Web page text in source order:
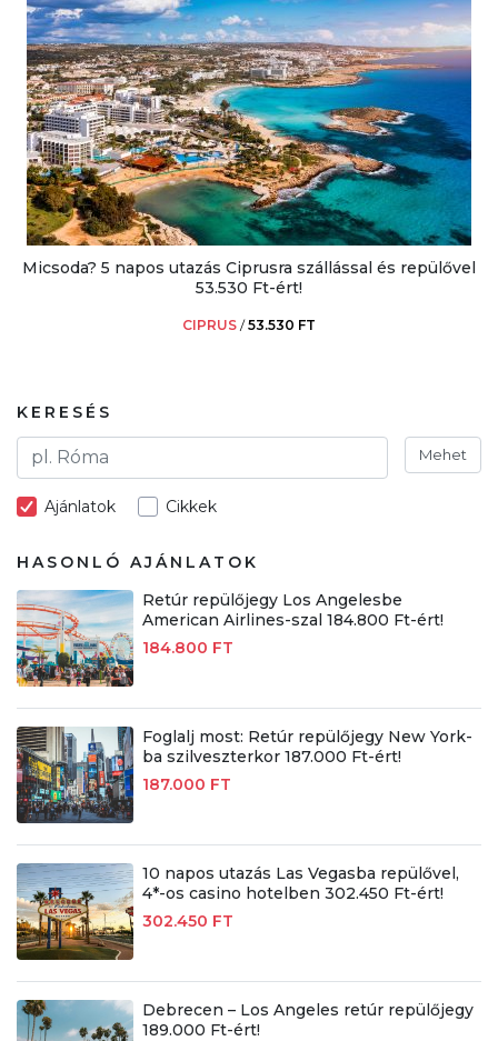
Micsoda? 5 napos utazás Ciprusra szállással és repülővel
53.530 Ft-ért!
CIPRUS /53.530 FT
KERESÉS
Mehet
Ajánlatok Cikkek
HASONLÓ AJÁNLATOK
Retúr repülőjegy Los Angelesbe
American Airlines-szal 184.800 Ft-ért!
184.800 FT
Foglalj most: Retúr repülőjegy New York-
ba szilveszterkor 187.000 Ft-ért!
187.000 FT
10 napos utazás Las Vegasba repülővel,
4*-os casino hotelben 302.450 Ft-ért!
302.450 FT
Debrecen – Los Angeles retúr repülőjegy
189.000 Ft-ért!